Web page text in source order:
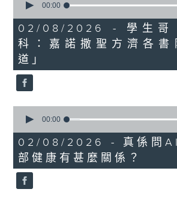
seconds
1
hour,
18
minutes,
47
seconds
00:00
02/08/2026 - 學生哥
科：嘉諾撒聖方濟各書
道」
seconds
3
minutes,
9
seconds
00:00
02/08/2026 - 真係問AI
部健康有甚麼關係？